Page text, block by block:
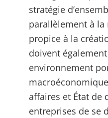
stratégie
parallèlement à la
propice à la
doivent
environnement
affaires et État de
entreprises de se